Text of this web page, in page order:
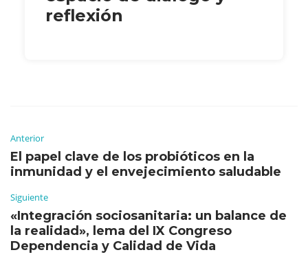
reflexión
Anterior
El papel clave de los probióticos en la
inmunidad y el envejecimiento saludable
Siguiente
«Integración sociosanitaria: un balance de
la realidad», lema del IX Congreso
Dependencia y Calidad de Vida